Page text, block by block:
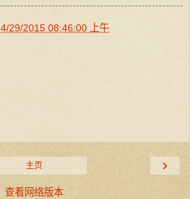
4/29/2015 08:46:00 上午
›
主页
查看网络版本